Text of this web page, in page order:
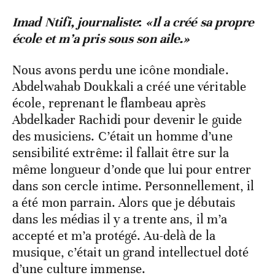
​Imad Ntifi, journaliste: «Il a créé sa propre
école et m’a pris sous son aile.»
​Nous avons perdu une icône mondiale.
Abdelwahab Doukkali a créé une véritable
école, reprenant le flambeau après
Abdelkader Rachidi pour devenir le guide
des musiciens. C’était un homme d’une
sensibilité extrême: il fallait être sur la
même longueur d’onde que lui pour entrer
dans son cercle intime. Personnellement, il
a été mon parrain. Alors que je débutais
dans les médias il y a trente ans, il m’a
accepté et m’a protégé. Au-delà de la
musique, c’était un grand intellectuel doté
d’une culture immense.